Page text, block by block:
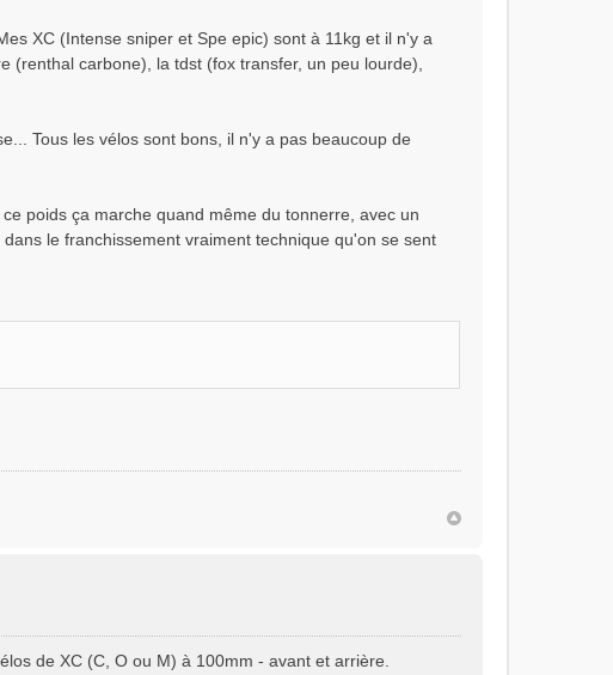
XC (Intense sniper et Spe epic) sont à 11kg et il n'y a
(renthal carbone), la tdst (fox transfer, un peu lourde),
Tous les vélos sont bons, il n'y a pas beaucoup de
ce poids ça marche quand même du tonnerre, avec un
le franchissement vraiment technique qu'on se sent
de XC (C, O ou M) à 100mm - avant et arrière.